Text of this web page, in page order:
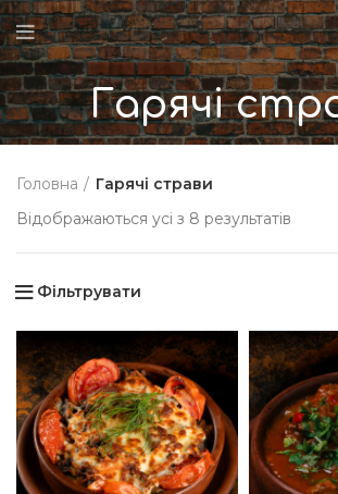
Гарячі
Головна
Гарячі страви
Відображаються усі з 8 результатів
Фільтрувати